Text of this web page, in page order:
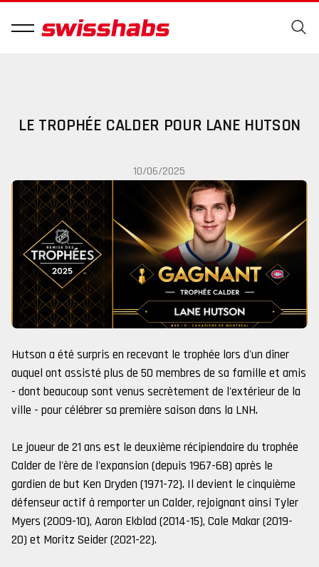
LE TROPHÉE CALDER POUR LANE HUTSON
10/06/2025
Hutson a été surpris en recevant le trophée lors d'un dîner
auquel ont assisté plus de 50 membres de sa famille et amis
- dont beaucoup sont venus secrètement de l'extérieur de la
ville - pour célébrer sa première saison dans la LNH.
Le joueur de 21 ans est le deuxième récipiendaire du trophée
Calder de l'ère de l'expansion (depuis 1967-68) après le
gardien de but Ken Dryden (1971-72). Il devient le cinquième
défenseur actif à remporter un Calder, rejoignant ainsi Tyler
Myers (2009-10), Aaron Ekblad (2014-15), Cale Makar (2019-
20) et Moritz Seider (2021-22).